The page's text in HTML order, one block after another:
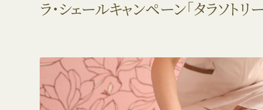
ラ・シェールキャンペーン「タラソトリー